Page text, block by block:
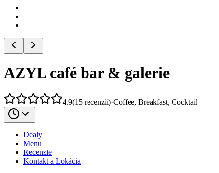
AZYL café bar & galerie
4.9(15 recenzií)·Coffee, Breakfast, Cocktail
Dealy
Menu
Recenzie
Kontakt a Lokácia